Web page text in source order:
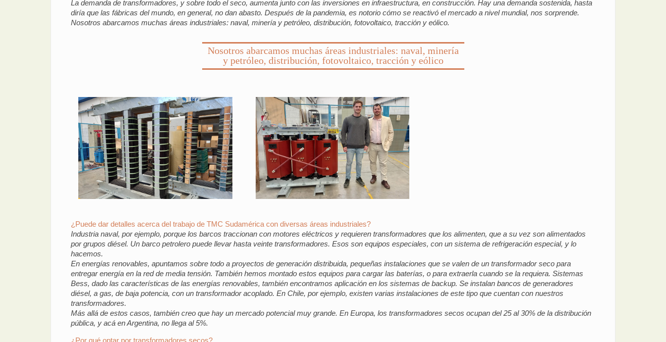
La demanda de transformadores, y sobre todo el seco, aumenta junto con las inversiones en infraestructura, en construcción. Hay una demanda sostenida, hasta
diría que las fábricas del mundo, en general, no dan abasto. Después de la pandemia, es notorio cómo se reactivó el mercado a nivel mundial, nos sorprende.
Nosotros abarcamos muchas áreas industriales: naval, minería y petróleo, distribución, fotovoltaico, tracción y eólico.
Nosotros abarcamos muchas áreas industriales: naval, minería
y petróleo, distribución, fotovoltaico, tracción y eólico
¿Puede dar detalles acerca del trabajo de TMC Sudamérica con diversas áreas industriales?
Industria naval, por ejemplo, porque los barcos traccionan con motores eléctricos y requieren transformadores que los alimenten, que a su vez son alimentados
por grupos diésel. Un barco petrolero puede llevar hasta veinte transformadores. Esos son equipos especiales, con un sistema de refrigeración especial, y lo
hacemos.
En energías renovables, apuntamos sobre todo a proyectos de generación distribuida, pequeñas instalaciones que se valen de un transformador seco para
entregar energía en la red de media tensión. También hemos montado estos equipos para cargar las baterías, o para extraerla cuando se la requiera. Sistemas
Bess, dado las características de las energías renovables, también encontramos aplicación en los sistemas de backup. Se instalan bancos de generadores
diésel, a gas, de baja potencia, con un transformador acoplado. En Chile, por ejemplo, existen varias instalaciones de este tipo que cuentan con nuestros
transformadores.
Más allá de estos casos, también creo que hay un mercado potencial muy grande. En Europa, los transformadores secos ocupan del 25 al 30% de la distribución
pública, y acá en Argentina, no llega al 5%.